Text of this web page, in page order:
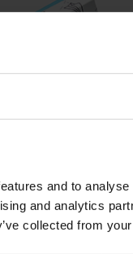
and to
and analytics
collected from